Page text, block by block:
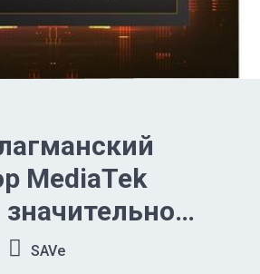
MediaTek
значительно
888 в
SAVe